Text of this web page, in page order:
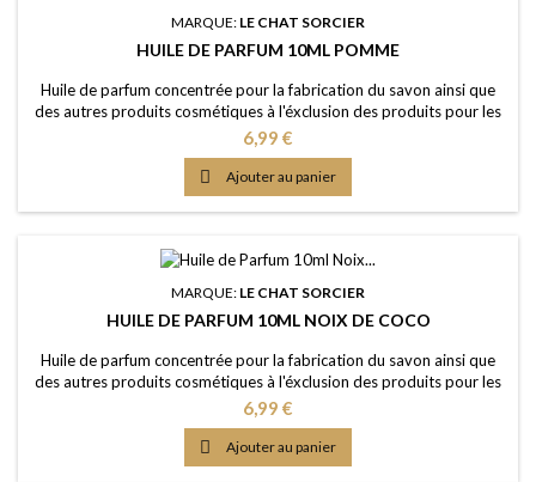
MARQUE: LE CHAT SORCIER
HUILE DE PARFUM 10ML POMME
Huile de parfum concentrée pour la fabrication du savon ainsi que
des autres produits cosmétiques à l'éxclusion des produits pour les
lèvres ou la bouche Caractère: fruité, odeur légèrement acidique,
fraîcheur estivale Couleur: Sans colorants - couleur naturelle:
Incolorée Dosage conseillé: 2% à 5% Certification: Certficat de
conformité IFRA 50e...
Prix
6,99 €
 Ajouter au panier
MARQUE: LE CHAT SORCIER
HUILE DE PARFUM 10ML NOIX DE COCO
Huile de parfum concentrée pour la fabrication du savon ainsi que
des autres produits cosmétiques à l'éxclusion des produits pour les
lèvres ou la bouche Caractère: arôme fruité, crémeux, sucré, l'été
perpétuel Couleur: Sans colorants - couleur naturelle: Incolorée
Dosage maximal: IFRA classe 9 (Savon) 2,60% Certification: Certficat
de conformité...
Prix
6,99 €
 Ajouter au panier